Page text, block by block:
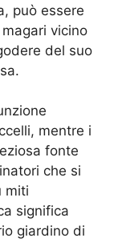
può essere
vicino
del suo
mentre i
fonte
che si
miti
significa
giardino di